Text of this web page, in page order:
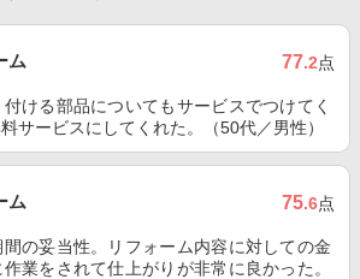
ム 77.2点
ける部品についてもサービスでつけてく
サービスにしてくれた。（50代／男性）
ム 75.6点
の妥当性。リフォーム内容に対しての金
業をされて仕上がりが非常に良かった。